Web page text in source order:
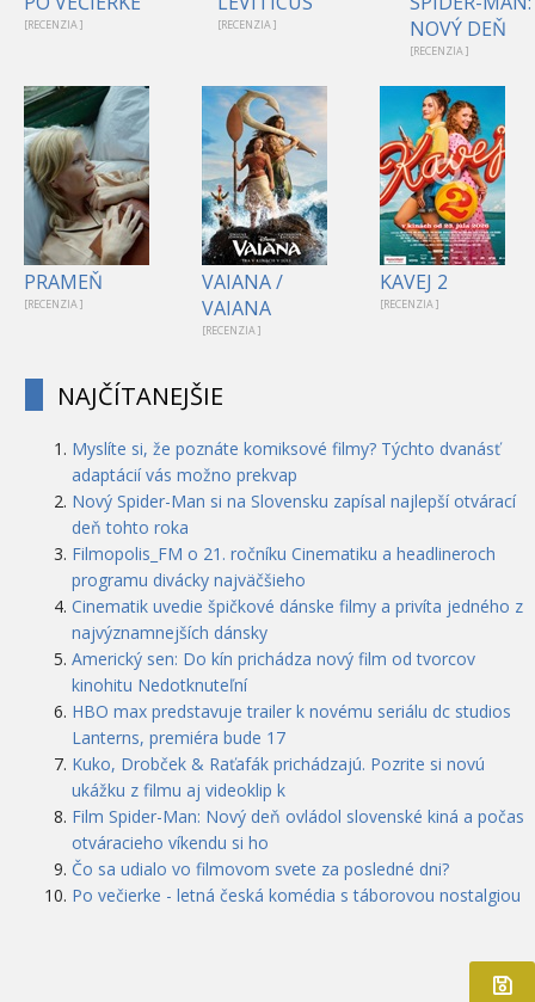
[RECENZIA ] [RECENZIA ]
NOVÝ DEŇ
[RECENZIA ]
PRAMEŇ
[RECENZIA ]
VAIANA /
VAIANA
[RECENZIA ]
KAVEJ 2
[RECENZIA ]
NAJČÍTANEJŠIE
Myslíte si, že poznáte komiksové filmy? Týchto dvanásť
adaptácií vás možno prekvap
Nový Spider-Man si na Slovensku zapísal najlepší otvárací
deň tohto roka
Filmopolis_FM o 21. ročníku Cinematiku a headlineroch
programu divácky najväčšieho
Cinematik uvedie špičkové dánske filmy a privíta jedného z
najvýznamnejších dánsky
Americký sen: Do kín prichádza nový film od tvorcov
kinohitu Nedotknuteľní
HBO max predstavuje trailer k novému seriálu dc studios
Lanterns, premiéra bude 17
Kuko, Drobček & Raťafák prichádzajú. Pozrite si novú
ukážku z filmu aj videoklip k
Film Spider-Man: Nový deň ovládol slovenské kiná a počas
otváracieho víkendu si ho
Čo sa udialo vo filmovom svete za posledné dni?
Po večierke - letná česká komédia s táborovou nostalgiou